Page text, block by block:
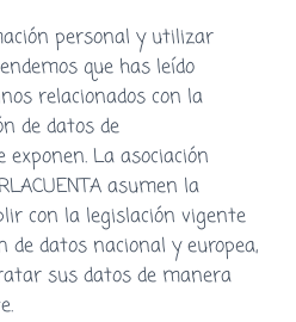
personal y utilizar
que has leído
relacionados con la
de datos de
La asociación
asumen la
con la legislación vigente
datos nacional y europea,
sus datos de manera